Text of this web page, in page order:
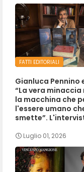
FATTI EDITORIALI
Gianluca Pennino
“La vera minaccia
la macchina che
l'essere umano
smette”.
Luglio 01, 2026